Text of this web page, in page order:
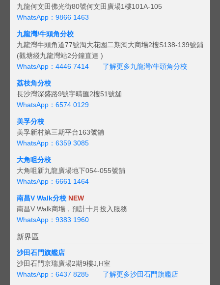
九龍何文田佛光街80號何文田廣場1樓101A-105
WhatsApp：9866 1463
九龍灣/牛頭角分校
九龍灣牛頭角道77號淘大花園二期淘大商場2樓S138-139號鋪
(觀塘綫九龍灣站2分鐘直達 )
WhatsApp：4446 7414
了解更多九龍灣/牛頭角分校
荔枝角分校
長沙灣深盛路9號宇晴匯2樓51號舖
WhatsApp：6574 0129
美孚分校
美孚新村第三期平台163號舖
WhatsApp：6359 3085
大角咀分校
大角咀新九龍廣場地下054-055號舖
WhatsApp：6661 1464
南昌V Walk分校 NEW
南昌V Walk商場，預計十月投入服務
WhatsApp：9383 1960
新界區
沙田石門旗艦店
沙田石門京瑞廣場2期9樓J,H室
WhatsApp：6437 8285
了解更多沙田石門旗艦店